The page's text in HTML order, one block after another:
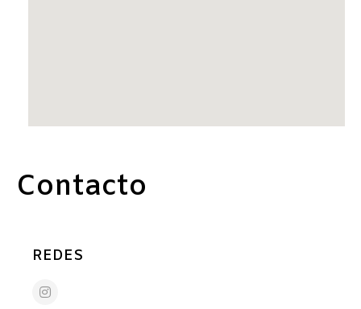
Contacto
REDES